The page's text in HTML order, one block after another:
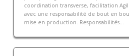
coordination transverse, facilitation
avec une responsabilité de bout en
mise en production. Responsabilités...